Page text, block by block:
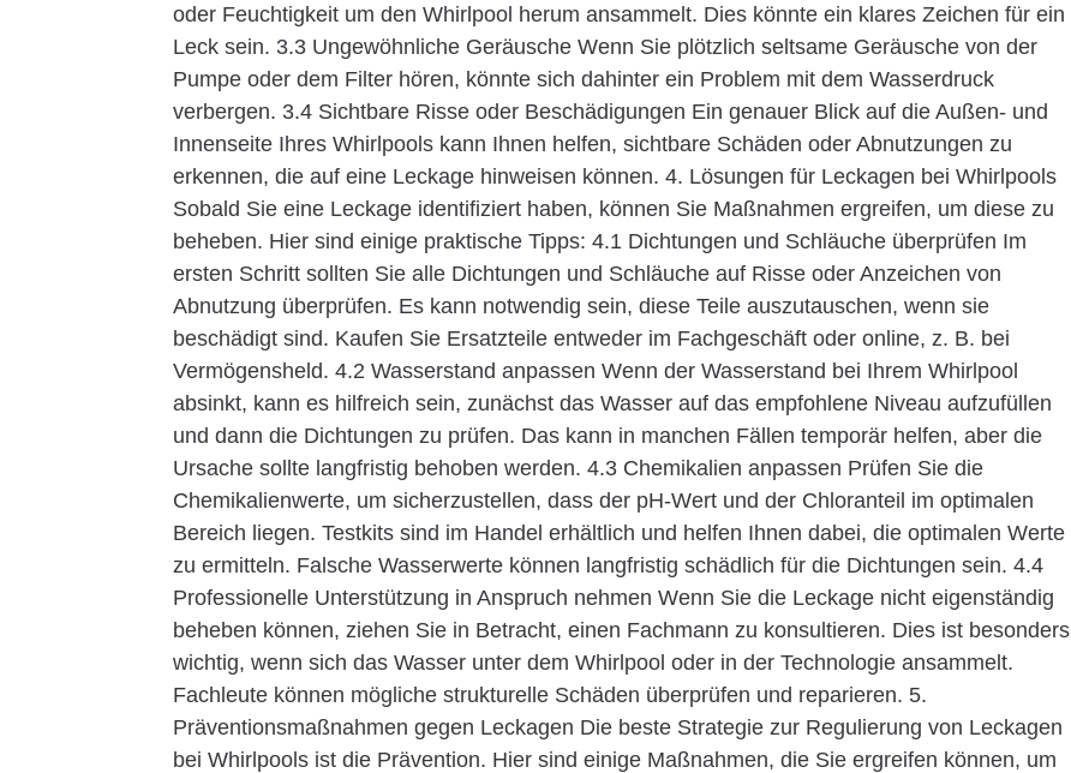
oder Feuchtigkeit um den Whirlpool herum ansammelt. Dies könnte ein klares Zeichen für ein
Leck sein. 3.3 Ungewöhnliche Geräusche Wenn Sie plötzlich seltsame Geräusche von der
Pumpe oder dem Filter hören, könnte sich dahinter ein Problem mit dem Wasserdruck
verbergen. 3.4 Sichtbare Risse oder Beschädigungen Ein genauer Blick auf die Außen- und
Innenseite Ihres Whirlpools kann Ihnen helfen, sichtbare Schäden oder Abnutzungen zu
erkennen, die auf eine Leckage hinweisen können. 4. Lösungen für Leckagen bei Whirlpools
Sobald Sie eine Leckage identifiziert haben, können Sie Maßnahmen ergreifen, um diese zu
beheben. Hier sind einige praktische Tipps: 4.1 Dichtungen und Schläuche überprüfen Im
ersten Schritt sollten Sie alle Dichtungen und Schläuche auf Risse oder Anzeichen von
Abnutzung überprüfen. Es kann notwendig sein, diese Teile auszutauschen, wenn sie
beschädigt sind. Kaufen Sie Ersatzteile entweder im Fachgeschäft oder online, z. B. bei
Vermögensheld. 4.2 Wasserstand anpassen Wenn der Wasserstand bei Ihrem Whirlpool
absinkt, kann es hilfreich sein, zunächst das Wasser auf das empfohlene Niveau aufzufüllen
und dann die Dichtungen zu prüfen. Das kann in manchen Fällen temporär helfen, aber die
Ursache sollte langfristig behoben werden. 4.3 Chemikalien anpassen Prüfen Sie die
Chemikalienwerte, um sicherzustellen, dass der pH-Wert und der Chloranteil im optimalen
Bereich liegen. Testkits sind im Handel erhältlich und helfen Ihnen dabei, die optimalen Werte
zu ermitteln. Falsche Wasserwerte können langfristig schädlich für die Dichtungen sein. 4.4
Professionelle Unterstützung in Anspruch nehmen Wenn Sie die Leckage nicht eigenständig
beheben können, ziehen Sie in Betracht, einen Fachmann zu konsultieren. Dies ist besonders
wichtig, wenn sich das Wasser unter dem Whirlpool oder in der Technologie ansammelt.
Fachleute können mögliche strukturelle Schäden überprüfen und reparieren. 5.
Präventionsmaßnahmen gegen Leckagen Die beste Strategie zur Regulierung von Leckagen
bei Whirlpools ist die Prävention. Hier sind einige Maßnahmen, die Sie ergreifen können, um